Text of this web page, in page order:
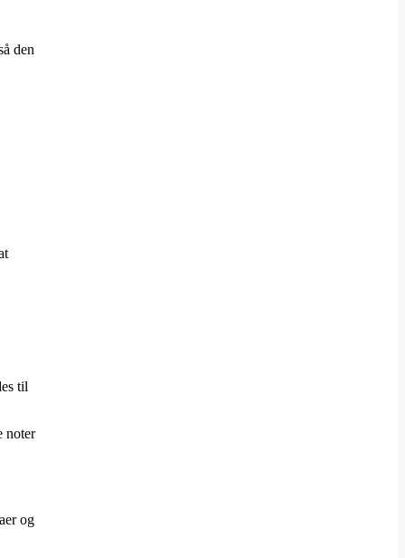
den
til
noter
og